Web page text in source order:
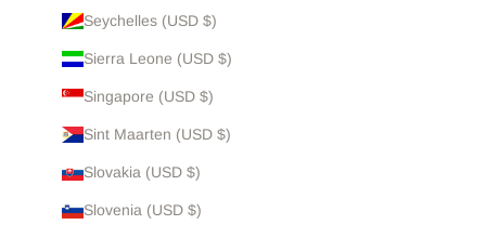
Seychelles (USD $)
Sierra Leone (USD $)
Singapore (USD $)
Sint Maarten (USD $)
Slovakia (USD $)
Slovenia (USD $)